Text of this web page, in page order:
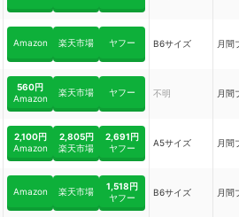
Amazon 楽天市場 ヤフー B6サイズ 月間
560円
Amazon
楽天市場 ヤフー 不明 月間
2,100円
Amazon
2,805円
楽天市場
2,691円
ヤフー
A5サイズ 月間
Amazon 楽天市場
1,518円
ヤフー
B6サイズ 月間